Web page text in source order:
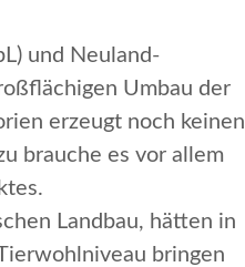
und Neuland-
Umbau der
erzeugt noch keinen
brauche es vor allem
Landbau, hätten in
bringen